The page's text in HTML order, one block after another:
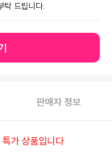
탁 드립니다.
판매자 정보
가 상품입니다